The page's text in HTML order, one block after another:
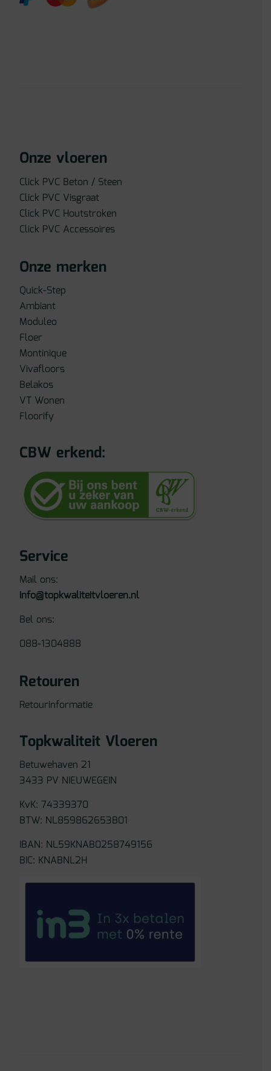
Onze vloeren
Click PVC Beton / Steen
Click PVC Visgraat
Click PVC Houtstroken
Click PVC Accessoires
Onze merken
Quick-Step
Ambiant
Moduleo
Floer
Montinique
Vivafloors
Belakos
VT Wonen
Floorify
CBW erkend:
Service
Mail ons:
info@topkwaliteitvloeren.nl
Bel ons:
088-1304888
Retouren
Retourinformatie
Topkwaliteit Vloeren
Betuwehaven 21
3433 PV NIEUWEGEIN
KvK: 74339370
BTW: NL859862653B01
IBAN: NL59KNAB0258749156
BIC: KNABNL2H